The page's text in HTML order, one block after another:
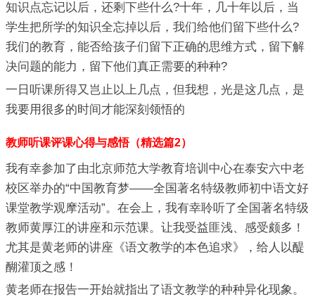
知识点忘记以后，还剩下些什么?十年，几十年以后，当
学生把所学的知识全忘掉以后，我们给他们留下些什么?
我们的教育，能否给孩子们留下正确的思维方式，留下解
决问题的能力，留下他们真正需要的种种?
一日听课所得又岂止以上几点，但我想，光是这几点，是
我要用很多的时间才能深刻领悟的
教师听课评课心得与感悟（精选篇2）
我有幸参加了由北京师范大学教育培训中心在泰安六中老
校区举办的“中国教育梦——全国著名特级教师初中语文好
课堂教学观摩活动”。在会上，我有幸聆听了全国著名特级
教师黄厚江的讲座和示范课。让我受益匪浅、感受颇多！
尤其是黄老师的讲座《语文教学的本色追求》，给人以醍
醐灌顶之感！
黄老师在报告一开始就指出了语文教学的种种异化现象。